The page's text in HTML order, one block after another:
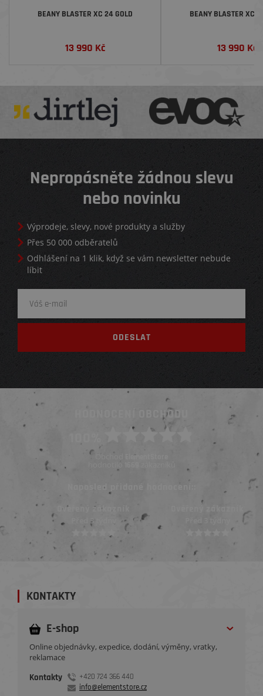
BEANY BLASTER XC 24 GOLD
13 990 Kč
BEANY BLASTER XC
13 990 Kč
Nepropásněte žádnou slevu
nebo novinku
Výprodeje, slevy, nové produkty a služby
Přes 50 000 odběratelů
Odhlášení na 1 klik, když se vám newsletter nebude
líbit
HODNOCENÍ OBCHODU
ElementStore
hodnotilo
Naposled přidané hodnocení::
Ověřený zákazník
Před 3 týdny
Ověřený zákazník
KONTAKTY
E-shop
Online objednávky, expedice, dodání, výměny, vratky,
reklamace
Kontakty
+420 724 366 440
info@elementstore.cz